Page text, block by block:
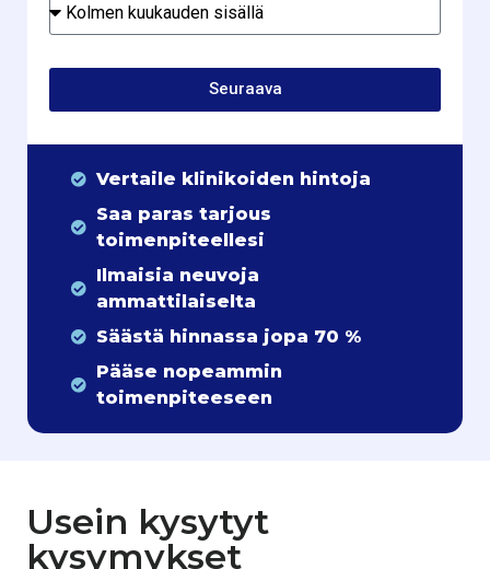
Seuraava
Vertaile klinikoiden hintoja
Saa paras tarjous
toimenpiteellesi
Ilmaisia neuvoja
ammattilaiselta
Säästä hinnassa jopa 70 %
Pääse nopeammin
toimenpiteeseen
Usein kysytyt
kysymykset